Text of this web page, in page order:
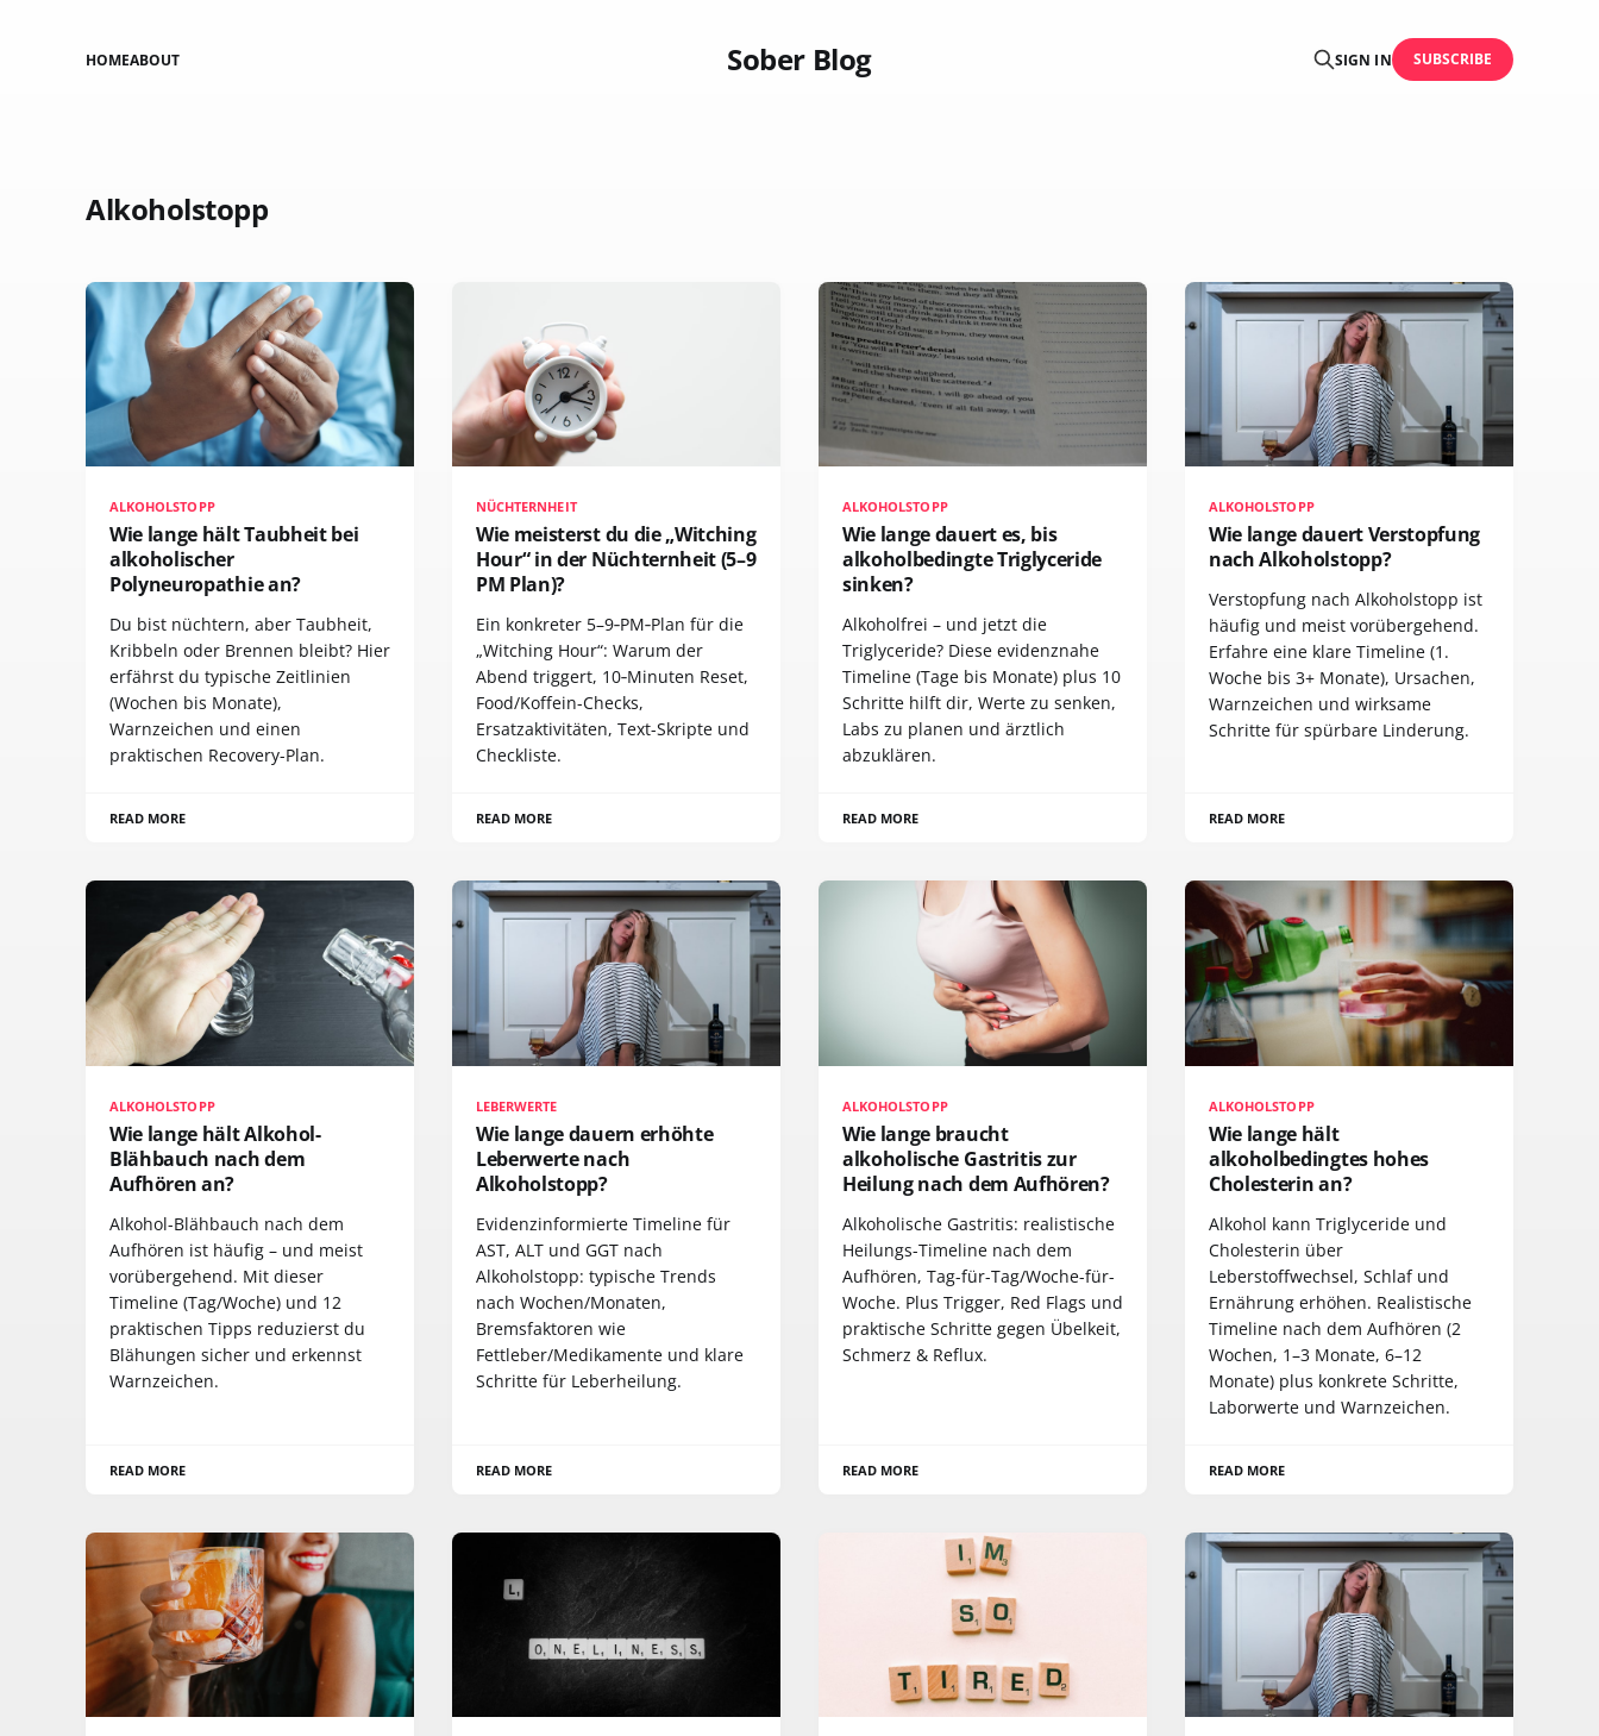
Sober Blog
HOMEABOUT SIGN IN SUBSCRIBE
Alkoholstopp
ALKOHOLSTOPP
Wie lange hält Taubheit bei
alkoholischer
Polyneuropathie an?
Du bist nüchtern, aber Taubheit,
Kribbeln oder Brennen bleibt? Hier
erfährst du typische Zeitlinien
(Wochen bis Monate),
Warnzeichen und einen
praktischen Recovery-Plan.
READ MORE
NÜCHTERNHEIT
Wie meisterst du die „Witching
Hour“ in der Nüchternheit (5–9
PM Plan)?
Ein konkreter 5–9‑PM‑Plan für die
„Witching Hour“: Warum der
Abend triggert, 10‑Minuten Reset,
Food/Koffein-Checks,
Ersatzaktivitäten, Text-Skripte und
Checkliste.
READ MORE
ALKOHOLSTOPP
Wie lange dauert es, bis
alkoholbedingte Triglyceride
sinken?
Alkoholfrei – und jetzt die
Triglyceride? Diese evidenznahe
Timeline (Tage bis Monate) plus 10
Schritte hilft dir, Werte zu senken,
Labs zu planen und ärztlich
abzuklären.
READ MORE
ALKOHOLSTOPP
Wie lange dauert Verstopfung
nach Alkoholstopp?
Verstopfung nach Alkoholstopp ist
häufig und meist vorübergehend.
Erfahre eine klare Timeline (1.
Woche bis 3+ Monate), Ursachen,
Warnzeichen und wirksame
Schritte für spürbare Linderung.
READ MORE
ALKOHOLSTOPP
Wie lange hält Alkohol-
Blähbauch nach dem
Aufhören an?
Alkohol-Blähbauch nach dem
Aufhören ist häufig – und meist
vorübergehend. Mit dieser
Timeline (Tag/Woche) und 12
praktischen Tipps reduzierst du
Blähungen sicher und erkennst
Warnzeichen.
READ MORE
LEBERWERTE
Wie lange dauern erhöhte
Leberwerte nach
Alkoholstopp?
Evidenzinformierte Timeline für
AST, ALT und GGT nach
Alkoholstopp: typische Trends
nach Wochen/Monaten,
Bremsfaktoren wie
Fettleber/Medikamente und klare
Schritte für Leberheilung.
READ MORE
ALKOHOLSTOPP
Wie lange braucht
alkoholische Gastritis zur
Heilung nach dem Aufhören?
Alkoholische Gastritis: realistische
Heilungs-Timeline nach dem
Aufhören, Tag-für-Tag/Woche-für-
Woche. Plus Trigger, Red Flags und
praktische Schritte gegen Übelkeit,
Schmerz & Reflux.
READ MORE
ALKOHOLSTOPP
Wie lange hält
alkoholbedingtes hohes
Cholesterin an?
Alkohol kann Triglyceride und
Cholesterin über
Leberstoffwechsel, Schlaf und
Ernährung erhöhen. Realistische
Timeline nach dem Aufhören (2
Wochen, 1–3 Monate, 6–12
Monate) plus konkrete Schritte,
Laborwerte und Warnzeichen.
READ MORE